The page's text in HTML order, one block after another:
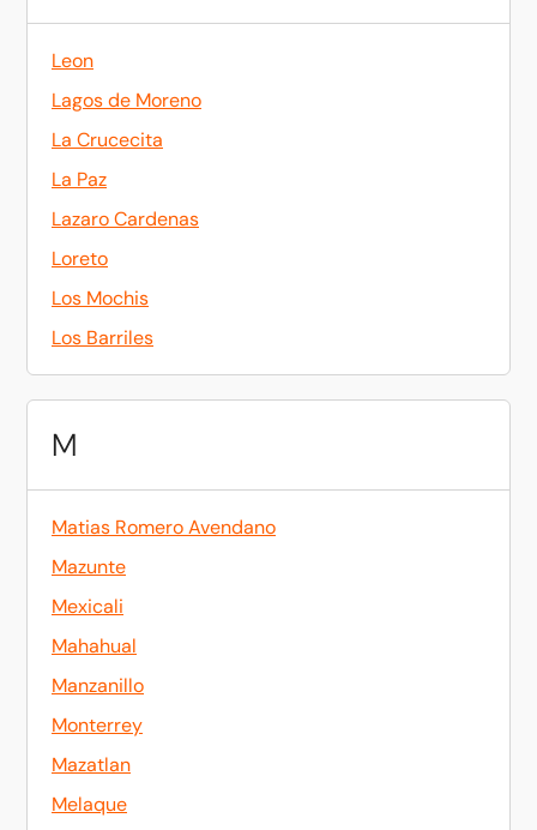
Leon
Lagos de Moreno
La Crucecita
La Paz
Lazaro Cardenas
Loreto
Los Mochis
Los Barriles
M
Matias Romero Avendano
Mazunte
Mexicali
Mahahual
Manzanillo
Monterrey
Mazatlan
Melaque